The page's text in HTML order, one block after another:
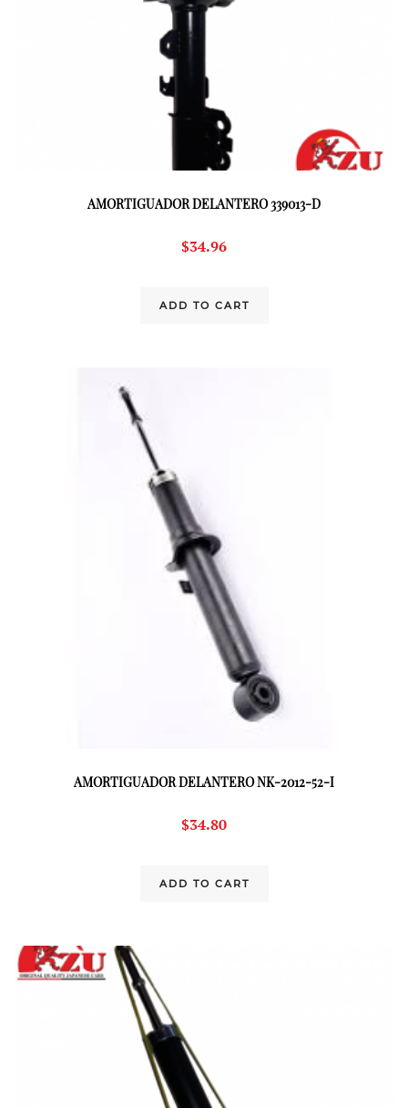
AMORTIGUADOR DELANTERO 339013-D
$34.96
ADD TO CART
AMORTIGUADOR DELANTERO NK-2012-52-I
$34.80
ADD TO CART